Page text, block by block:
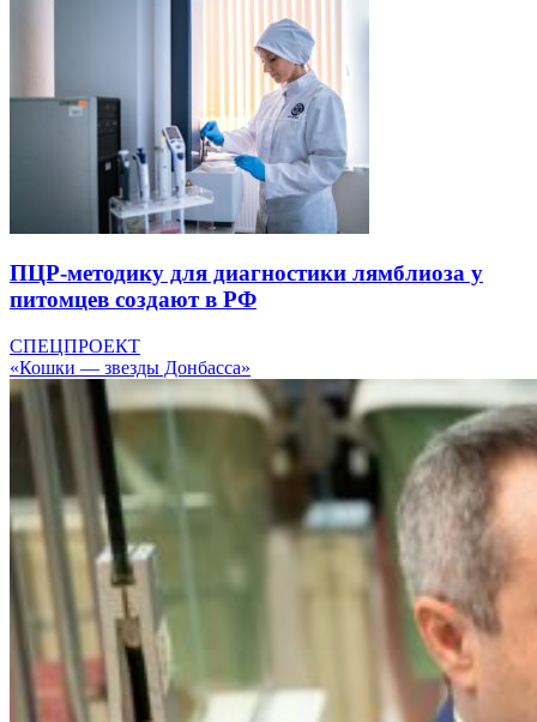
ПЦР-методику для диагностики лямблиоза у
питомцев создают в РФ
СПЕЦПРОЕКТ
«Кошки — звезды Донбасса»